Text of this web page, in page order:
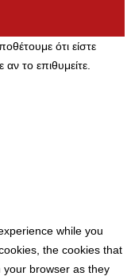
ότι είστε
αν το επιθυμείτε.
while you
the cookies that
browser as they